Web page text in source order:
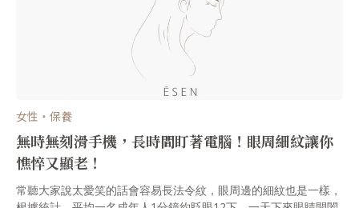
女性・保養
無時無刻滑手機，長時間盯著電腦！眼周細紋讓你
憔悴又顯老！
常聽大家說太愛笑的話會容易長法令紋，眼周邊的細紋也是一樣，